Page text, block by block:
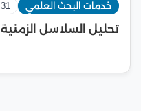
خدمات البحث العلمي 31 أكتوبر 2024
تحليل السلاسل الزمنية